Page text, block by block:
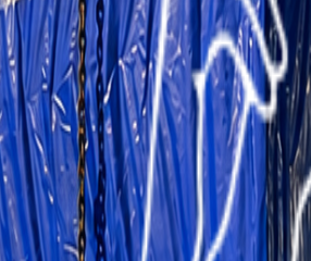
срок нужно было выстроить
из Китая в Брянскую область